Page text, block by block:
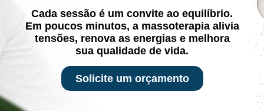
Cada sessão é um convite ao equilíbrio.
Em poucos minutos, a massoterapia alivia
tensões, renova as energias e melhora
sua qualidade de vida.
Solicite um orçamento